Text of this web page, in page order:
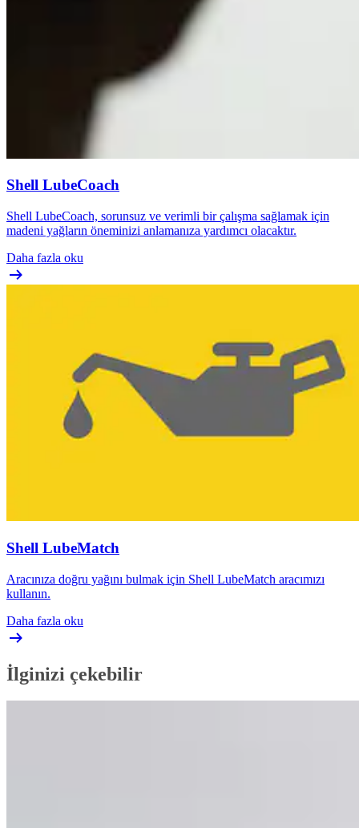
Shell LubeCoach
Shell LubeCoach, sorunsuz ve verimli bir çalışma sağlamak için
madeni yağların öneminizi anlamanıza yardımcı olacaktır.
Daha fazla oku
Shell LubeMatch
Aracınıza doğru yağını bulmak için Shell LubeMatch aracımızı
kullanın.
Daha fazla oku
İlginizi çekebilir